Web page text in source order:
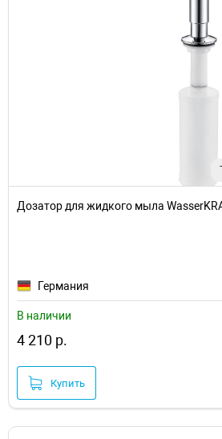
Дозатор для жидкого мыла
Германия
В наличии
4 210 р.
Купить